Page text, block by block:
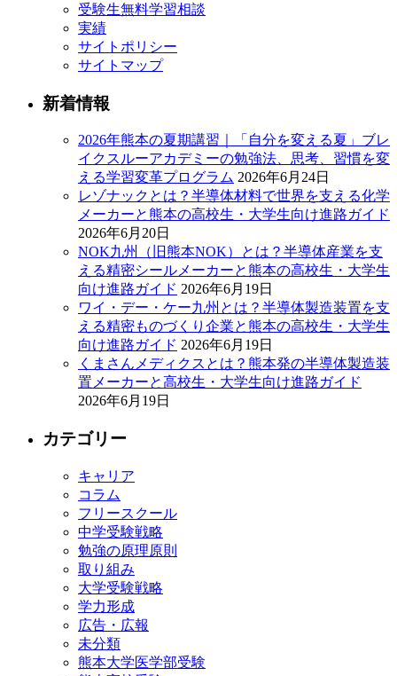
受験生無料学習相談
実績
サイトポリシー
サイトマップ
新着情報
2026年熊本の夏期講習｜「自分を変える夏」ブレ
イクスルーアカデミーの勉強法、思考、習慣を変
える学習変革プログラム 2026年6月24日
レゾナックとは？半導体材料で世界を支える化学
メーカーと熊本の高校生・大学生向け進路ガイド
2026年6月20日
NOK九州（旧熊本NOK）とは？半導体産業を支
える精密シールメーカーと熊本の高校生・大学生
向け進路ガイド 2026年6月19日
ワイ・デー・ケー九州とは？半導体製造装置を支
える精密ものづくり企業と熊本の高校生・大学生
向け進路ガイド 2026年6月19日
くまさんメディクスとは？熊本発の半導体製造装
置メーカーと高校生・大学生向け進路ガイド
2026年6月19日
カテゴリー
キャリア
コラム
フリースクール
中学受験戦略
勉強の原理原則
取り組み
大学受験戦略
学力形成
広告・広報
未分類
熊本大学医学部受験